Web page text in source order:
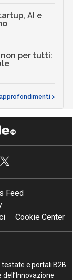
AI e
non per tutti:
>
Feed
Cookie Center
e portali B2B